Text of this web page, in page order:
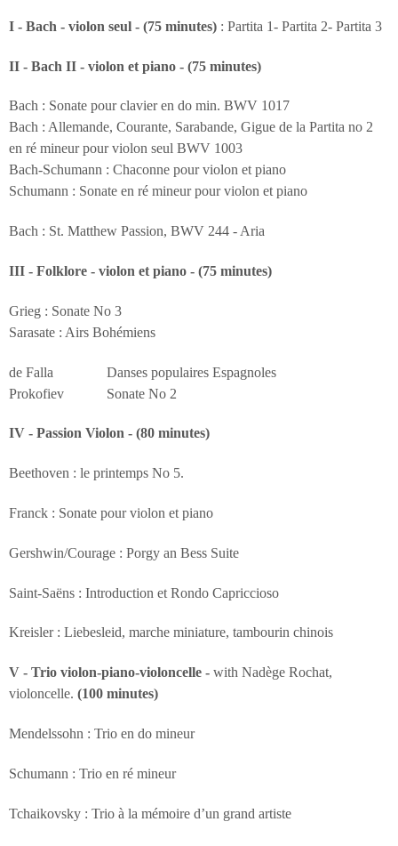
I - Bach - violon seul - (75 minutes) : Partita 1- Partita 2- Partita 3
II - Bach II - violon et piano - (75 minutes)
Bach : Sonate pour clavier en do min. BWV 1017
Bach : Allemande, Courante, Sarabande, Gigue de la Partita no 2
en ré mineur pour violon seul BWV 1003
Bach-Schumann : Chaconne pour violon et piano
Schumann : Sonate en ré mineur pour violon et piano
Bach : St. Matthew Passion, BWV 244 - Aria
III - Folklore - violon et piano - (75 minutes)
Grieg : Sonate No 3
Sarasate : Airs Bohémiens
de Falla Danses populaires Espagnoles
Prokofiev Sonate No 2
IV - Passion Violon - (80 minutes)
Beethoven : le printemps No 5.
Franck : Sonate pour violon et piano
Gershwin/Courage : Porgy an Bess Suite
Saint-Saëns : Introduction et Rondo Capriccioso
Kreisler : Liebesleid, marche miniature, tambourin chinois
V - Trio violon-piano-violoncelle - with Nadège Rochat,
violoncelle. (100 minutes)
Mendelssohn : Trio en do mineur
Schumann : Trio en ré mineur
Tchaikovsky : Trio à la mémoire d’un grand artiste